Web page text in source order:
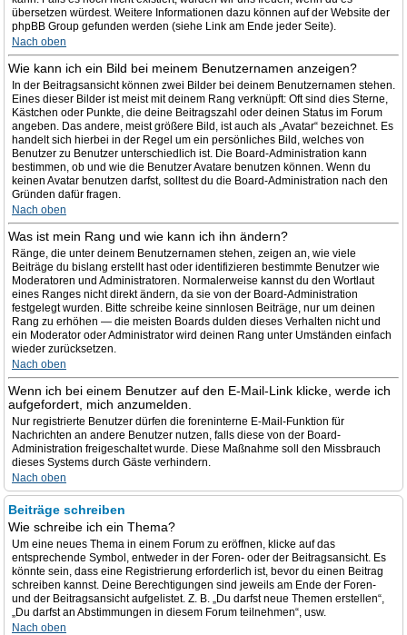
übersetzen würdest. Weitere Informationen dazu können auf der Website der
phpBB Group gefunden werden (siehe Link am Ende jeder Seite).
Nach oben
Wie kann ich ein Bild bei meinem Benutzernamen anzeigen?
In der Beitragsansicht können zwei Bilder bei deinem Benutzernamen stehen.
Eines dieser Bilder ist meist mit deinem Rang verknüpft: Oft sind dies Sterne,
Kästchen oder Punkte, die deine Beitragszahl oder deinen Status im Forum
angeben. Das andere, meist größere Bild, ist auch als „Avatar“ bezeichnet. Es
handelt sich hierbei in der Regel um ein persönliches Bild, welches von
Benutzer zu Benutzer unterschiedlich ist. Die Board-Administration kann
bestimmen, ob und wie die Benutzer Avatare benutzen können. Wenn du
keinen Avatar benutzen darfst, solltest du die Board-Administration nach den
Gründen dafür fragen.
Nach oben
Was ist mein Rang und wie kann ich ihn ändern?
Ränge, die unter deinem Benutzernamen stehen, zeigen an, wie viele
Beiträge du bislang erstellt hast oder identifizieren bestimmte Benutzer wie
Moderatoren und Administratoren. Normalerweise kannst du den Wortlaut
eines Ranges nicht direkt ändern, da sie von der Board-Administration
festgelegt wurden. Bitte schreibe keine sinnlosen Beiträge, nur um deinen
Rang zu erhöhen — die meisten Boards dulden dieses Verhalten nicht und
ein Moderator oder Administrator wird deinen Rang unter Umständen einfach
wieder zurücksetzen.
Nach oben
Wenn ich bei einem Benutzer auf den E-Mail-Link klicke, werde ich
aufgefordert, mich anzumelden.
Nur registrierte Benutzer dürfen die foreninterne E-Mail-Funktion für
Nachrichten an andere Benutzer nutzen, falls diese von der Board-
Administration freigeschaltet wurde. Diese Maßnahme soll den Missbrauch
dieses Systems durch Gäste verhindern.
Nach oben
Beiträge schreiben
Wie schreibe ich ein Thema?
Um eine neues Thema in einem Forum zu eröffnen, klicke auf das
entsprechende Symbol, entweder in der Foren- oder der Beitragsansicht. Es
könnte sein, dass eine Registrierung erforderlich ist, bevor du einen Beitrag
schreiben kannst. Deine Berechtigungen sind jeweils am Ende der Foren-
und der Beitragsansicht aufgelistet. Z. B. „Du darfst neue Themen erstellen“,
„Du darfst an Abstimmungen in diesem Forum teilnehmen“, usw.
Nach oben